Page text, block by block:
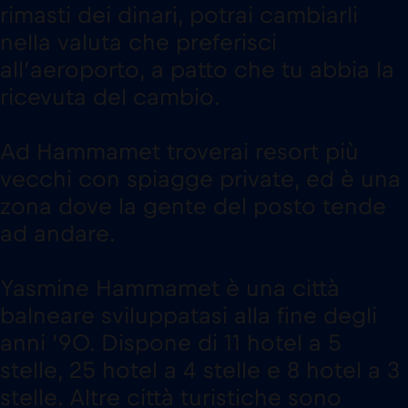
rimasti dei dinari, potrai cambiarli
nella valuta che preferisci
all’aeroporto, a patto che tu abbia la
ricevuta del cambio.
Ad Hammamet troverai resort più
vecchi con spiagge private, ed è una
zona dove la gente del posto tende
ad andare.
Yasmine Hammamet è una città
balneare sviluppatasi alla fine degli
anni ’90. Dispone di 11 hotel a 5
stelle, 25 hotel a 4 stelle e 8 hotel a 3
stelle. Altre città turistiche sono